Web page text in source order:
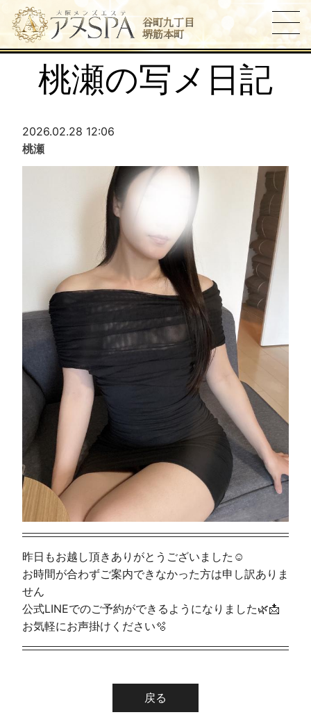
谷町九丁目
堺筋本町
桃瀬の写メ日記
2026.02.28 12:06
桃瀬
昨日もお越し頂きありがとうございました☺️
お時間が合わずご案内できなかった方は申し訳ありま
せん
公式LINEでのご予約ができるようになりました🌿📩
お気軽にお声掛けください🫧
戻る